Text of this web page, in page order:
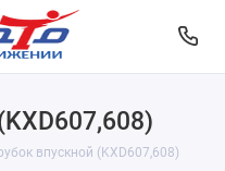
впускной (KXD607,608)